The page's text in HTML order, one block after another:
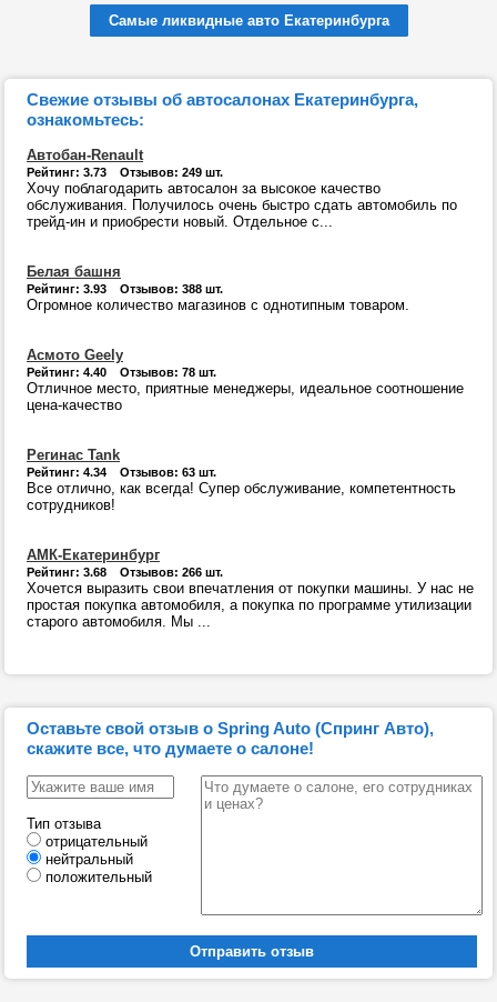
Самые ликвидные авто Екатеринбурга
Свежие отзывы об автосалонах Екатеринбурга,
ознакомьтесь:
Автобан-Renault
Рейтинг: 3.73 Отзывов: 249 шт.
Хочу поблагодарить автосалон за высокое качество
обслуживания. Получилось очень быстро сдать автомобиль по
трейд-ин и приобрести новый. Отдельное с...
Белая башня
Рейтинг: 3.93 Отзывов: 388 шт.
Огромное количество магазинов с однотипным товаром.
Асмото Geely
Рейтинг: 4.40 Отзывов: 78 шт.
Отличное место, приятные менеджеры, идеальное соотношение
цена-качество
Регинас Tank
Рейтинг: 4.34 Отзывов: 63 шт.
Все отлично, как всегда! Супер обслуживание, компетентность
сотрудников!
АМК-Екатеринбург
Рейтинг: 3.68 Отзывов: 266 шт.
Хочется выразить свои впечатления от покупки машины. У нас не
простая покупка автомобиля, а покупка по программе утилизации
старого автомобиля. Мы ...
Оставьте свой отзыв о Spring Auto (Спринг Авто),
скажите все, что думаете о салоне!
Тип отзыва
отрицательный
нейтральный
положительный